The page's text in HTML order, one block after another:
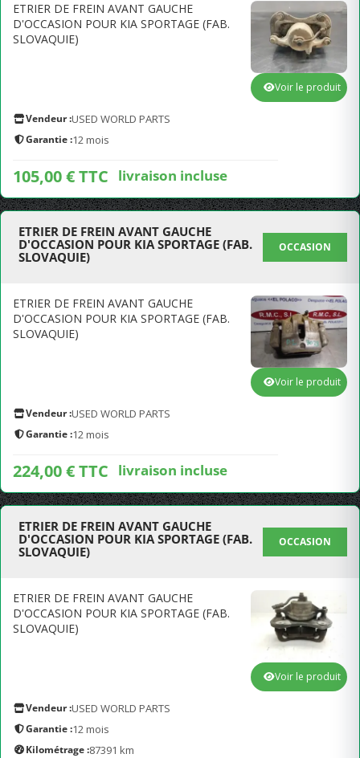
ETRIER DE FREIN AVANT GAUCHE
D'OCCASION POUR KIA SPORTAGE (FAB.
SLOVAQUIE)
Vendeur :USED WORLD PARTS
Garantie :12 mois
105,00 € TTC livraison incluse
Voir le produit
ETRIER DE FREIN AVANT GAUCHE
D'OCCASION POUR KIA SPORTAGE (FAB.
SLOVAQUIE)
OCCASION
ETRIER DE FREIN AVANT GAUCHE
D'OCCASION POUR KIA SPORTAGE (FAB.
SLOVAQUIE)
Vendeur :USED WORLD PARTS
Garantie :12 mois
224,00 € TTC livraison incluse
Voir le produit
ETRIER DE FREIN AVANT GAUCHE
D'OCCASION POUR KIA SPORTAGE (FAB.
SLOVAQUIE)
OCCASION
ETRIER DE FREIN AVANT GAUCHE
D'OCCASION POUR KIA SPORTAGE (FAB.
SLOVAQUIE)
Vendeur :USED WORLD PARTS
Garantie :12 mois
Kilométrage :87391 km
Voir le produit